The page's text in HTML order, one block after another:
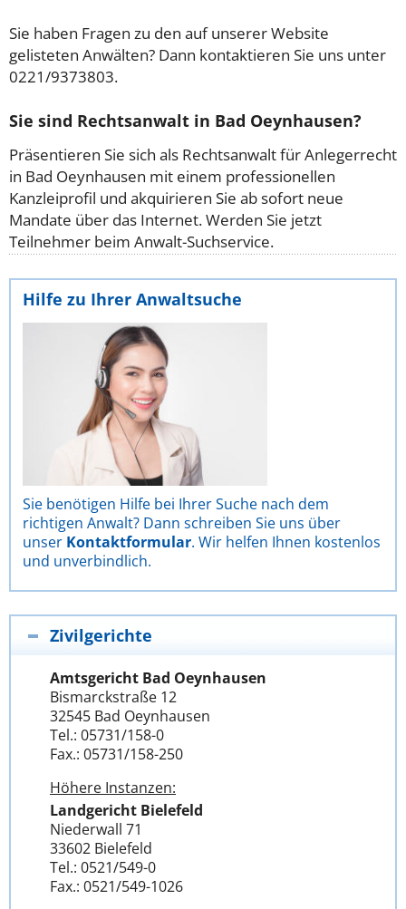
Sie haben Fragen zu den auf unserer Website
gelisteten Anwälten? Dann kontaktieren Sie uns unter
0221/9373803.
Sie sind Rechtsanwalt in Bad Oeynhausen?
Präsentieren Sie sich als Rechtsanwalt für Anlegerrecht
in Bad Oeynhausen mit einem professionellen
Kanzleiprofil und akquirieren Sie ab sofort neue
Mandate über das Internet. Werden Sie jetzt
Teilnehmer beim Anwalt-Suchservice.
Hilfe zu Ihrer Anwaltsuche
Sie benötigen Hilfe bei Ihrer Suche nach dem
richtigen Anwalt? Dann schreiben Sie uns über
unser Kontaktformular. Wir helfen Ihnen kostenlos
und unverbindlich.
Zivilgerichte
Amtsgericht Bad Oeynhausen
Bismarckstraße 12
32545 Bad Oeynhausen
Tel.: 05731/158-0
Fax.: 05731/158-250
Höhere Instanzen:
Landgericht Bielefeld
Niederwall 71
33602 Bielefeld
Tel.: 0521/549-0
Fax.: 0521/549-1026